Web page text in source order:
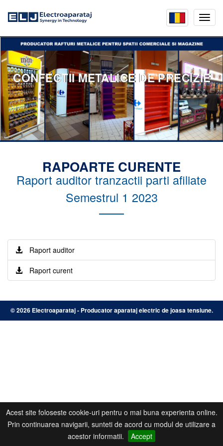
Acest site foloseste cookie-uri pentru o mai buna experienta online.
Prin continuarea navigarii, sunteti de acord cu modul de utilizare a
acestor informatii.
Accept
menu
CONFECTII METALICE DE PRECIZIE
RAPOARTE CURENTE
Raport auditor tranzactii parti afiliate
Semestrul 1 2023
Raport auditor
Raport curent
©2026 Electroaparataj - Producator aparataj electric de joasa tensiune.